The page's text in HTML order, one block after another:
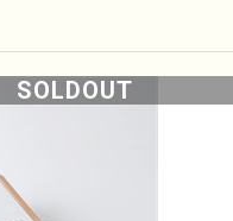
SOLDOUT